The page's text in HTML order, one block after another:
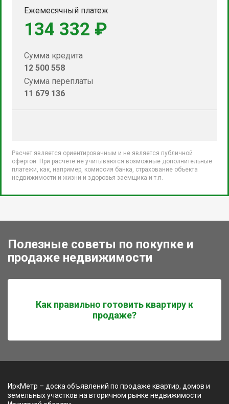
Ежемесячный платеж
134 332 ₽
Сумма кредита
12 500 558
Сумма переплаты
11 679 136
Расчет является ориентировачным и не является публичной
офертой. При расчете не учитываются возможные дополнительные
платежи, как, например, комиссия банка, страхование объекта
недвижимости и жизни и здоровья заемщика и т.п.
Полезные советы по покупке и
продаже недвижимости
Как правильно готовить квартиру к
продаже?
ИркМетр – доска объявлений по продаже квартир, домов и
земельных участков на вторичном рынке недвижимости